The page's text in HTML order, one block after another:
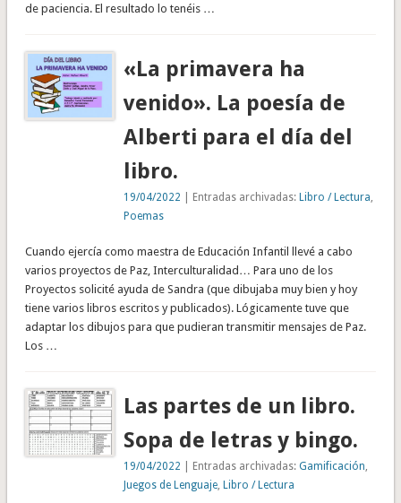
de paciencia. El resultado lo tenéis …
«La primavera ha
venido». La poesía de
Alberti para el día del
libro.
19/04/2022 | Entradas archivadas:Libro / Lectura
Poemas
Cuando ejercía como maestra de Educación Infantil llevé a cabo
varios proyectos de Paz, Interculturalidad… Para uno de los
Proyectos solicité ayuda de Sandra (que dibujaba muy bien y hoy
tiene varios libros escritos y publicados). Lógicamente tuve que
adaptar los dibujos para que pudieran transmitir mensajes de Paz.
Los …
Las partes de un libro.
Sopa de letras y bingo.
19/04/2022 | Entradas archivadas:Gamificación
Juegos de Lenguaje ,Libro / Lectura